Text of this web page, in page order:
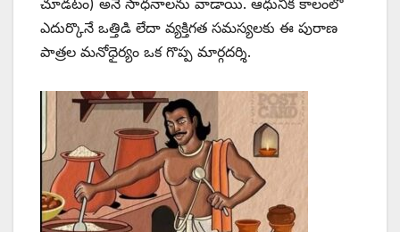
చూడటం) అనే సాధనాలను వాడాయి. ఆధునిక కాలంలో
ఎదుర్కొనే ఒత్తిడి లేదా వ్యక్తిగత సమస్యలకు ఈ పురాణ
పాత్రల మనోధైర్యం ఒక గొప్ప మార్గదర్శి.